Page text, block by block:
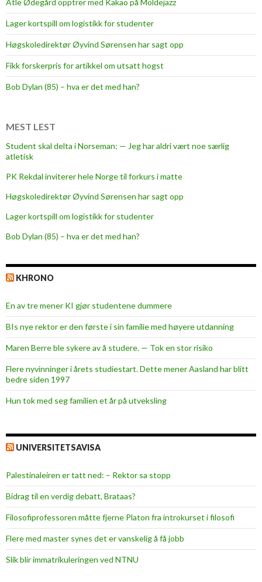
u
n
p
a
k
t
r
p
e
s
a
«
C
h
r
Atle Ødegård opptrer med Kakao på Moldejazz
Lager kortspill om logistikk for studenter
Høgskoledirektør Øyvind Sørensen har sagt opp
Fikk forskerpris for artikkel om utsatt hogst
Bob Dylan (85) – hva er det med han?
MEST LEST
Student skal delta i Norseman: — Jeg har aldri vært noe særlig
atletisk
PK Rekdal inviterer hele Norge til forkurs i matte
Høgskoledirektør Øyvind Sørensen har sagt opp
Lager kortspill om logistikk for studenter
Bob Dylan (85) – hva er det med han?
KHRONO
En av tre mener KI gjør studentene dummere
BIs nye rektor er den første i sin familie med høyere utdanning
Maren Berre ble sykere av å studere. — Tok en stor risiko
Flere nyvinninger i årets studiestart. Dette mener Aasland har blitt
bedre siden 1997
Hun tok med seg familien et år på utveksling
UNIVERSITETSAVISA
Palestinaleiren er tatt ned: – Rektor sa stopp
Bidrag til en verdig debatt, Brataas?
Filosofiprofessoren måtte fjerne Platon fra introkurset i filosofi
Flere med master synes det er vanskelig å få jobb
Slik blir immatrikuleringen ved NTNU